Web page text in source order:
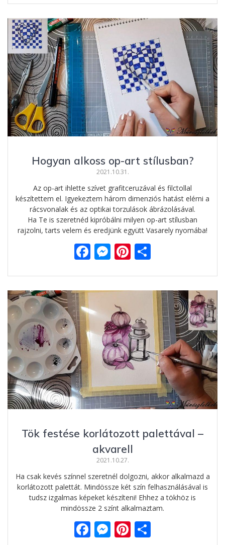
e
b
o
o
k
ss
e
n
g
er
er
e
st
za
e
g
Hogyan alkoss op-art stílusban?
2021.10.31.
Az op-art ihlette szívet grafitceruzával és filctollal
készítettem el. Igyekeztem három dimenziós hatást elérni a
rácsvonalak és az optikai torzulások ábrázolásával.
Ha Te is szeretnéd kipróbálni milyen op-art stílusban
rajzolni, tarts velem és eredjünk együtt Vasarely nyomába!
F
e
b
o
o
k
M
ss
e
n
g
er
Pi
er
st
za
m
e
g
Tök festése korlátozott palettával –
akvarell
2021.10.27.
Ha csak kevés színnel szeretnél dolgozni, akkor alkalmazd a
korlátozott palettát. Mindössze két szín felhasználásával is
tudsz izgalmas képeket készíteni! Ehhez a tökhöz is
mindössze 2 színt alkalmaztam.
F M Pi